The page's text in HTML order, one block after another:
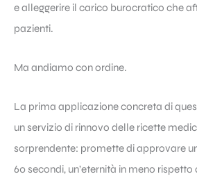
e alleggerire il carico burocratico che
pazienti.
Ma andiamo con ordine.
La prima applicazione concreta di
un servizio di rinnovo delle ricette
sorprendente: promette di approvare
60 secondi, un’eternità in meno